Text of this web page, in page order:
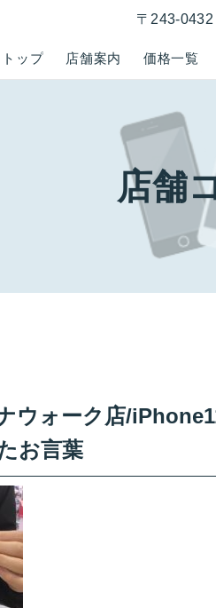
トップ 店舗案内 価格一覧
〒243-
店舗
ウォーク店/
お言葉